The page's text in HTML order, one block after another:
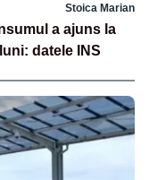
Stoica Marian
a ajuns la
datele INS